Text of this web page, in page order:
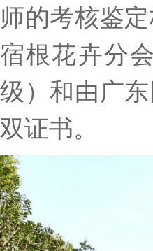
师的考核鉴
宿根花卉分
级）和由广
双证书。